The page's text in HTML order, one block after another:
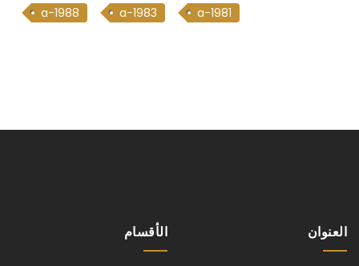
a-1988
a-1983 a-1981
العنوان الأقسام